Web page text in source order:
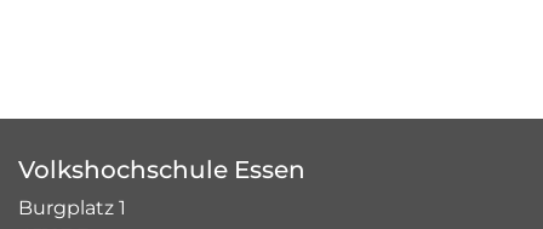
Volkshochschule Essen
Burgplatz 1